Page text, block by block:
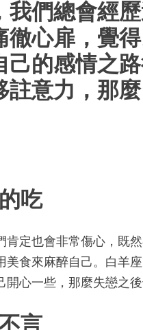
我們總會經
徹心扉，覺
己的感情之
註意力，那
吃
肯定也會非常傷心，既
美食來麻醉自己。白羊
心一些，那麼失戀之
言